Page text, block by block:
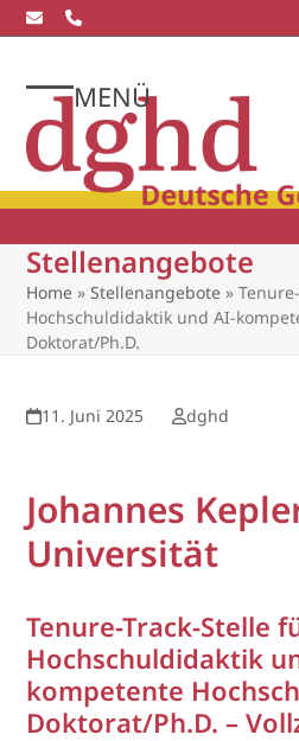
Skip
to
MENÜ
Open
mobile
menu
Close
mobile
menu
Stellenangebote
Home »Stellenangebote »
Hochschuldidaktik und AI-
Doktorat/Ph.D.
11. Juni 2025 dghd
Johannes
Universität
Tenure-Track-Stelle
Hochschuldidaktik
kompetente
Doktorat/Ph.D. –